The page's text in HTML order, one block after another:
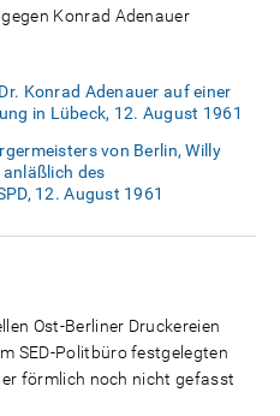
Konrad Adenauer
Konrad Adenauer auf einer
in Lübeck, 12. August 1961
von Berlin, Willy
des
12. August 1961
Ost-Berliner Druckereien
SED-Politbüro festgelegten
förmlich noch nicht gefasst